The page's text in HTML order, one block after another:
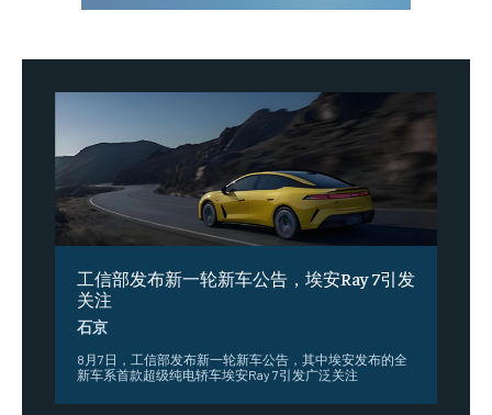
工信部发布新一轮新车公告，埃安Ray 7引发
关注
石京
8月7日，工信部发布新一轮新车公告，其中埃安发布的全
新车系首款超级纯电轿车埃安Ray 7引发广泛关注